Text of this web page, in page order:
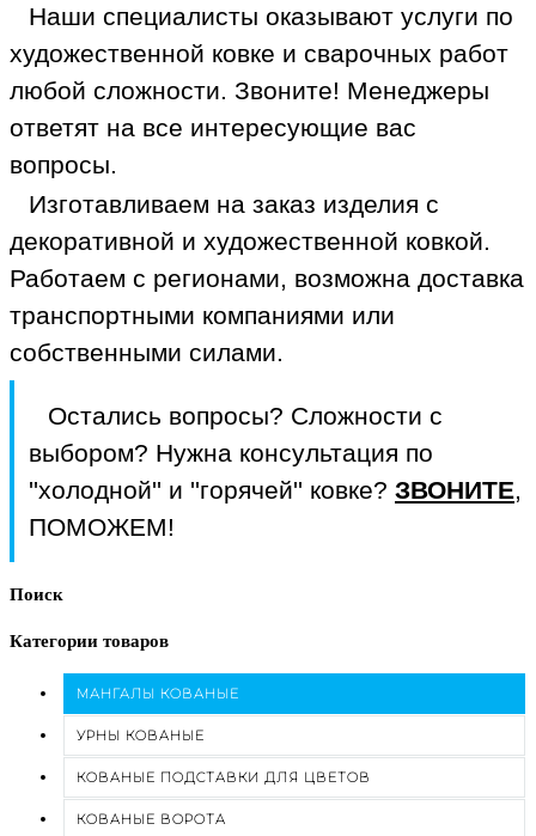
Наши специалисты оказывают услуги по
художественной ковке и сварочных работ
любой сложности. Звоните! Менеджеры
ответят на все интересующие вас
вопросы.
Изготавливаем на заказ изделия с
декоративной и художественной ковкой.
Работаем с регионами, возможна доставка
транспортными компаниями или
собственными силами.
Остались вопросы? Сложности с
выбором? Нужна консультация по
''холодной'' и ''горячей'' ковке? ЗВОНИТЕ,
ПОМОЖЕМ!
Поиск
Категории товаров
МАНГАЛЫ КОВАНЫЕ
УРНЫ КОВАНЫЕ
КОВАНЫЕ ПОДСТАВКИ ДЛЯ ЦВЕТОВ
КОВАНЫЕ ВОРОТА